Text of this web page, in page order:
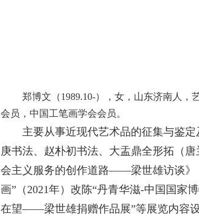
郑博文（1989.10-），女，山东济南人，
会员，中国工笔画学会会员。
主要从事近现代艺术品的征集与鉴
庚书法、赵朴初书法、大盂鼎全形拓（
会主义服务的创作道路——梁世雄访谈
画”（2021年）改陈“丹青华滋-中国国家
在望——梁世雄捐赠作品展”等展览内容设